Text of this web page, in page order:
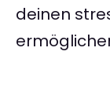
deinen